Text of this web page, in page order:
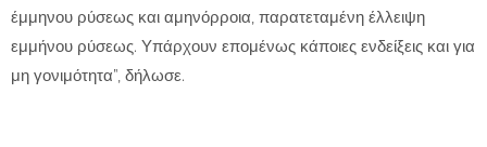
έμμηνου ρύσεως και αμηνόρροια, παρατεταμένη έλλειψη
εμμήνου ρύσεως. Υπάρχουν επομένως κάποιες ενδείξεις και για
μη γονιμότητα”, δήλωσε.